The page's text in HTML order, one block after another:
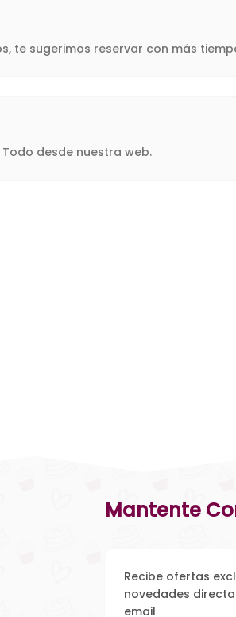
te sugerimos reservar con más
desde nuestra web.
Mantente
Recibe ofertas
novedades
email